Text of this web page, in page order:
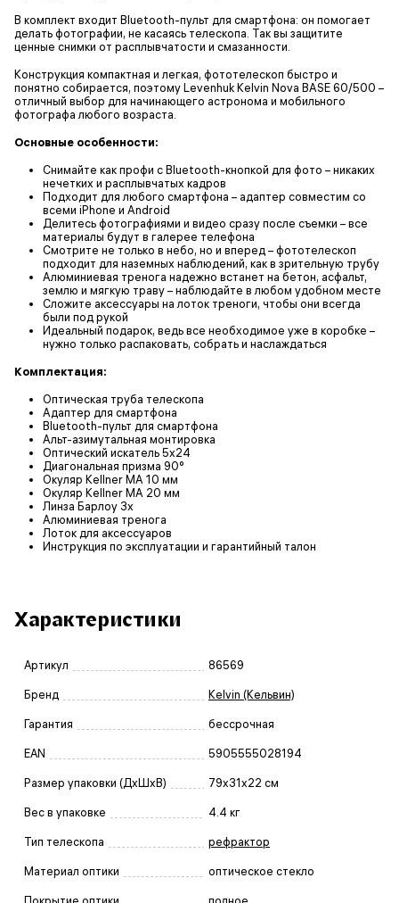
В комплект входит Bluetooth-пульт для смартфона: он помогает
делать фотографии, не касаясь телескопа. Так вы защитите
ценные снимки от расплывчатости и смазанности.
Конструкция компактная и легкая, фототелескоп быстро и
понятно собирается, поэтому Levenhuk Kelvin Nova BASE 60/500 –
отличный выбор для начинающего астронома и мобильного
фотографа любого возраста.
Основные особенности:
Снимайте как профи с Bluetooth-кнопкой для фото – никаких
нечетких и расплывчатых кадров
Подходит для любого смартфона – адаптер совместим со
всеми iPhone и Android
Делитесь фотографиями и видео сразу после съемки – все
материалы будут в галерее телефона
Смотрите не только в небо, но и вперед – фототелескоп
подходит для наземных наблюдений, как в зрительную трубу
Алюминиевая тренога надежно встанет на бетон, асфальт,
землю и мягкую траву – наблюдайте в любом удобном месте
Сложите аксессуары на лоток треноги, чтобы они всегда
были под рукой
Идеальный подарок, ведь все необходимое уже в коробке –
нужно только распаковать, собрать и наслаждаться
Комплектация:
Оптическая труба телескопа
Адаптер для смартфона
Bluetooth-пульт для смартфона
Альт-азимутальная монтировка
Оптический искатель 5х24
Диагональная призма 90°
Окуляр Kellner MA 10 мм
Окуляр Kellner MA 20 мм
Линза Барлоу 3х
Алюминиевая тренога
Лоток для аксессуаров
Инструкция по эксплуатации и гарантийный талон
Характеристики
Артикул 86569
Бренд Kelvin (Кельвин)
Гарантия бессрочная
EAN 5905555028194
Размер упаковки (ДxШxВ) 79x31x22 см
Вес в упаковке 4.4 кг
Тип телескопа рефрактор
Материал оптики оптическое стекло